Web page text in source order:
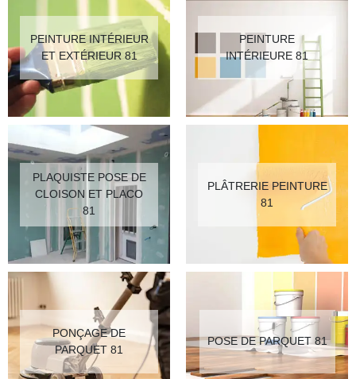
PEINTURE INTÉRIEUR
ET EXTÉRIEUR 81
PEINTURE
INTÉRIEURE 81
PLAQUISTE POSE DE
CLOISON ET PLACO
81
PLÂTRERIE PEINTURE
81
PONÇAGE DE
PARQUET 81
POSE DE PARQUET 81